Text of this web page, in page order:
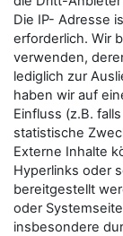
Die IP- Adresse
erforderlich. Wir
verwenden,
lediglich zur
haben wir auf
Einfluss (z.B.
statistische
Externe Inhalte
Hyperlinks oder
bereitgestellt
oder
insbesondere